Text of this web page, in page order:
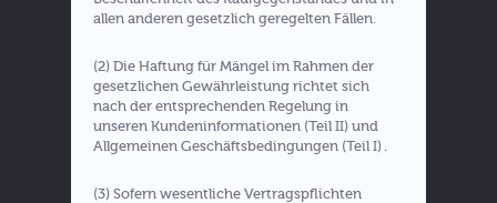
allen anderen gesetzlich geregelten Fällen.
(2) Die Haftung für Mängel im Rahmen der
gesetzlichen Gewährleistung richtet sich
nach der entsprechenden Regelung in
unseren Kundeninformationen (Teil II) und
Allgemeinen Geschäftsbedingungen (Teil I) .
(3) Sofern wesentliche Vertragspflichten